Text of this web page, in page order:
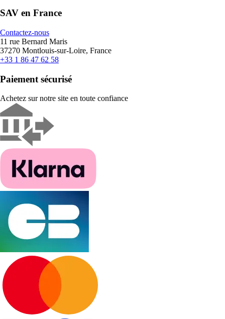
SAV en France
Contactez-nous
11 rue Bernard Maris
37270 Montlouis-sur-Loire, France
+33 1 86 47 62 58
Paiement sécurisé
Achetez sur notre site en toute confiance